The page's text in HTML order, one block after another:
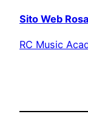
Sito Web
RC Music